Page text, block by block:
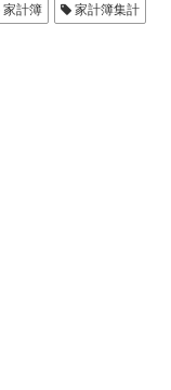
家計簿 家計簿集計